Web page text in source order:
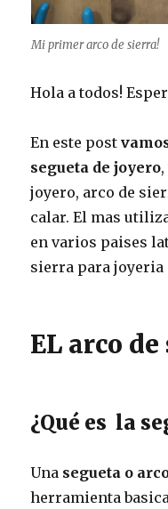
Mi primer arco de sierra!
Hola a todos!
En este post
segueta de joyero
joyero, arco de
calar. El mas
en varios paises
sierra para joyeria
EL arco
¿Qué es la
Una segueta o
herramienta